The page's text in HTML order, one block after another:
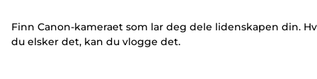
Finn Canon-kameraet som lar deg dele lidenskapen din.
du elsker det, kan du vlogge det.